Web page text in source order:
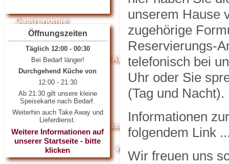
Gastronomie
Mittagsangebot Speise- und Getränkekarte
Zusatzstoffe und Allergene
Events News
Mediathek
Feedback
Gästebuch Referenzen
Galerie 2012 Video
Öffnungszeiten
Täglich 12:00 - 00:30
Bei Bedarf länger!
Durchgehend Küche von
12:00 - 21:30
Ab 21:30 gilt unsere kleine
Speisekarte nach Bedarf.
Weiterhin auch Take Away und
Lieferdienst.
Weitere Informationen auf
unserer Startseite - bitte
klicken
unserem Hause
zugehörige
Reservierungs-
telefonisch bei
Uhr oder Sie
(Tag und Nacht).
Informationen
folgendem Link
Wir freuen uns